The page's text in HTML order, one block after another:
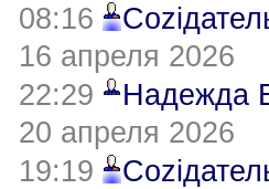
08:16
16 апреля 2026
22:29
Надежда
20 апреля 2026
19:19